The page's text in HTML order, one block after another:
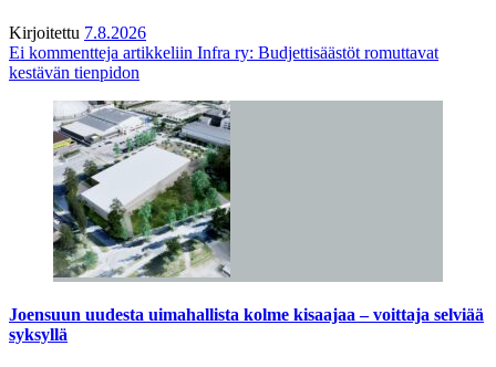
Kirjoitettu 7.8.2026
Ei kommentteja artikkeliin Infra ry: Budjettisäästöt romuttavat
kestävän tienpidon
Joensuun uudesta uimahallista kolme kisaajaa – voittaja selviää
syksyllä